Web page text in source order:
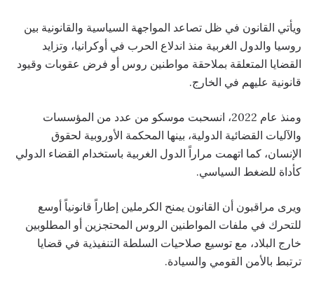
ويأتي القانون في ظل تصاعد المواجهة السياسية والقانونية بين
روسيا والدول الغربية منذ اندلاع الحرب في أوكرانيا، وتزايد
القضايا المتعلقة بملاحقة مواطنين روس أو فرض عقوبات وقيود
قانونية عليهم في الخارج.
ومنذ عام 2022، انسحبت موسكو من عدد من المؤسسات
والآليات القضائية الدولية، بينها المحكمة الأوروبية لحقوق
الإنسان، كما اتهمت مراراً الدول الغربية باستخدام القضاء الدولي
كأداة للضغط السياسي.
ويرى مراقبون أن القانون يمنح الكرملين إطاراً قانونياً أوسع
للتحرك في ملفات المواطنين الروس المحتجزين أو المطلوبين
خارج البلاد، مع توسيع صلاحيات السلطة التنفيذية في قضايا
ترتبط بالأمن القومي والسيادة.